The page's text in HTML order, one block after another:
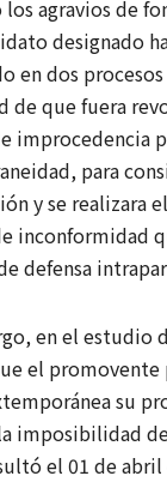
agravios de
designado
en dos
de que fuera
improcedencia
para
y se realizara
inconformidad
defensa
en el estudio
el promovente
su
imposibilidad
el 01 de abril